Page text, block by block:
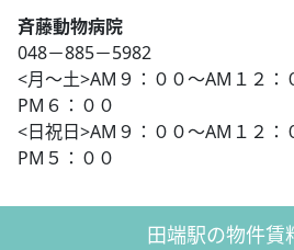
斉藤動物病院
048－885－5982
<月～土>AM９：００～AM１２：
PM６：００
<日祝日>AM９：００～AM１２：
PM５：００
田端駅の物件賃